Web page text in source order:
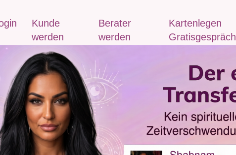
Kunde
werden
Berater
werden
Kartenlegen
Gratisgespräch